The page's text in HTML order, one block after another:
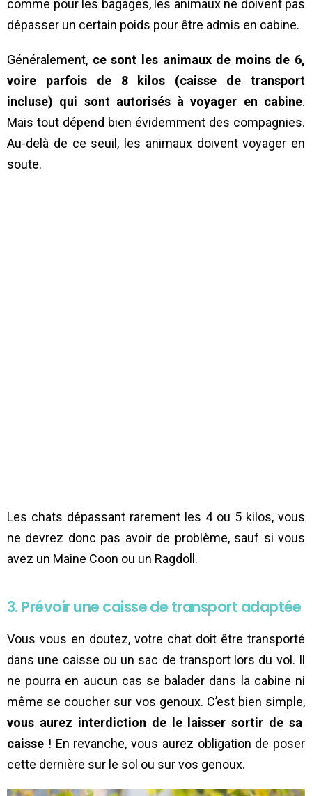
comme pour les bagages, les animaux ne doivent pas
dépasser un certain poids pour être admis en cabine.
Généralement, ce sont les animaux de moins de 6,
voire parfois de 8 kilos (caisse de transport
incluse) qui sont autorisés à voyager en cabine.
Mais tout dépend bien évidemment des compagnies.
Au-delà de ce seuil, les animaux doivent voyager en
soute.
Les chats dépassant rarement les 4 ou 5 kilos, vous
ne devrez donc pas avoir de problème, sauf si vous
avez un Maine Coon ou un Ragdoll.
3. Prévoir une caisse de transport adaptée
Vous vous en doutez, votre chat doit être transporté
dans une caisse ou un sac de transport lors du vol. Il
ne pourra en aucun cas se balader dans la cabine ni
même se coucher sur vos genoux. C’est bien simple,
vous aurez interdiction de le laisser sortir de sa
caisse ! En revanche, vous aurez obligation de poser
cette dernière sur le sol ou sur vos genoux.